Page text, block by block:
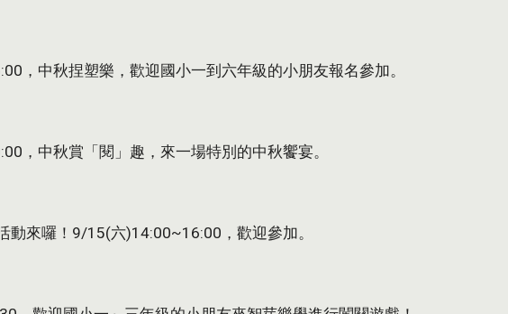
，中秋捏塑樂，歡迎國小一到六年級的小朋友報名參加。
，中秋賞「閱」趣，來一場特別的中秋饗宴。
動來囉！9/15(六)14:00~16:00，歡迎參加。